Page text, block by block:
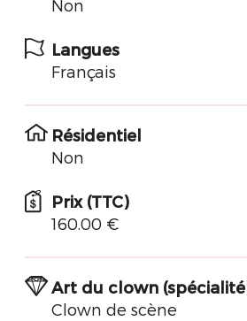
Non
Langues
Français
Résidentiel
Non
Prix (TTC)
160.00 €
Art du clown
Clown de scène